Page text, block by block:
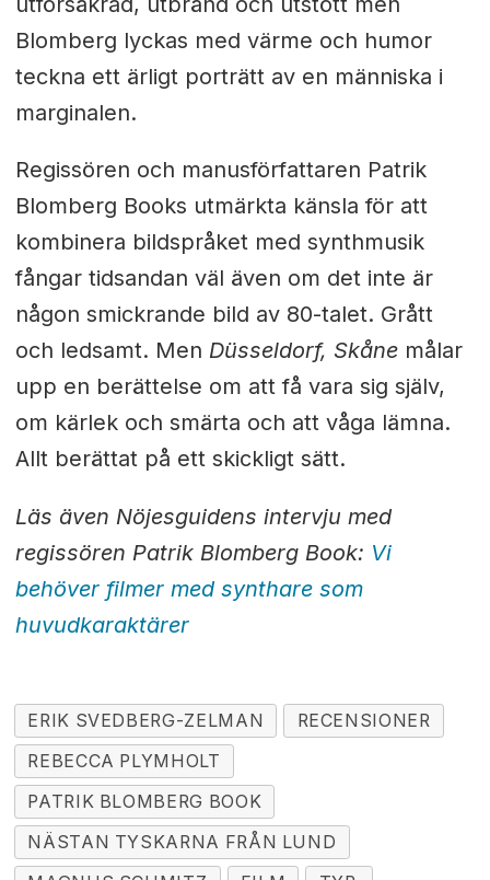
Blomberg lyckas med värme och humor
teckna ett ärligt porträtt av en människa i
marginalen.
Regissören och manusförfattaren Patrik
Blomberg Books utmärkta känsla för att
kombinera bildspråket med synthmusik
fångar tidsandan väl även om det inte är
någon smickrande bild av 80-talet. Grått
och ledsamt. Men Düsseldorf, Skånemålar
upp en berättelse om att få vara sig själv,
om kärlek och smärta och att våga lämna.
Allt berättat på ett skickligt sätt.
Läs även Nöjesguidens intervju med
regissören Patrik Blomberg Book: Vi
behöver filmer med synthare som
huvudkaraktärer
ERIK SVEDBERG-ZELMAN
RECENSIONER
REBECCA PLYMHOLT
PATRIK BLOMBERG BOOK
NÄSTAN TYSKARNA FRÅN LUND